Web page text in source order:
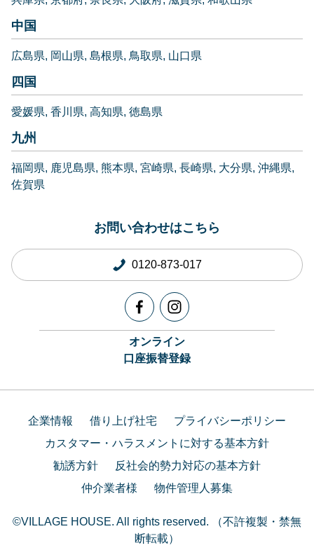
中国
広島県 岡山県 島根県 鳥取県 山口県
四国
愛媛県 香川県 高知県 徳島県
九州
福岡県 鹿児島県 熊本県 宮崎県 長崎県 大分県 沖縄県
佐賀県
お問い合わせはこちら
0120-873-017
オンライン
口座振替登録
企業情報 借り上げ社宅
プライバシーポリシー
カスタマー・ハラスメントに対する基本方針
勧誘方針
反社会的勢力対応の基本方針
仲介業者様
物件管理人募集
©VILLAGE HOUSE. All rights reserved. （不許複製・禁無
断転載）